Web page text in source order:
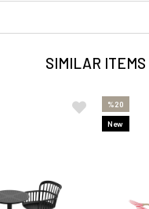
SIMILAR ITEMS
%20
New